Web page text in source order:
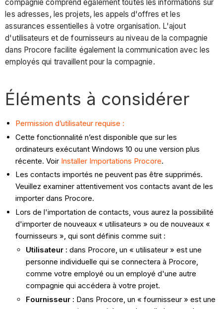
compagnie comprend également toutes les informations sur
les adresses, les projets, les appels d'offres et les
assurances essentielles à votre organisation. L'ajout
d'utilisateurs et de fournisseurs au niveau de la compagnie
dans Procore facilite également la communication avec les
employés qui travaillent pour la compagnie.
Éléments à considérer
Permission d’utilisateur requise :
Cette fonctionnalité n’est disponible que sur les
ordinateurs exécutant Windows 10 ou une version plus
récente. Voir Installer Importations Procore.
Les contacts importés ne peuvent pas être supprimés.
Veuillez examiner attentivement vos contacts avant de les
importer dans Procore.
Lors de l'importation de contacts, vous aurez la possibilité
d'importer de nouveaux « utilisateurs » ou de nouveaux «
fournisseurs », qui sont définis comme suit :
Utilisateur : dans Procore, un « utilisateur » est une
personne individuelle qui se connectera à Procore,
comme votre employé ou un employé d'une autre
compagnie qui accédera à votre projet.
Fournisseur : Dans Procore, un « fournisseur » est une